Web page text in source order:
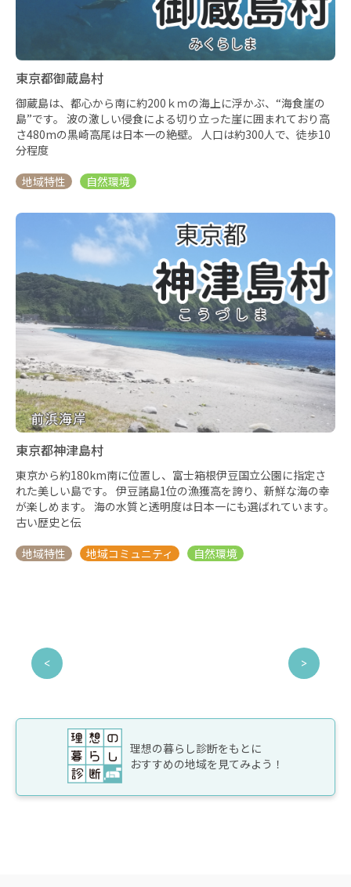
東京都御蔵島村
御蔵島は、都心から南に約200ｋｍの海上に浮かぶ、“海食崖の
島”です。 波の激しい侵食による切り立った崖に囲まれており高
さ480mの黒崎高尾は日本一の絶壁。 人口は約300人で、徒歩10
分程度
東京都神津島村
東京から約180km南に位置し、富士箱根伊豆国立公園に指定さ
れた美しい島です。 伊豆諸島1位の漁獲高を誇り、新鮮な海の幸
が楽しめます。 海の水質と透明度は日本一にも選ばれています。
古い歴史と伝
理想の暮らし診断をもとに
おすすめの地域を見てみよう！